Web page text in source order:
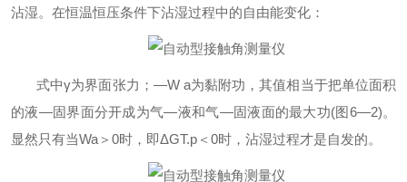
沾湿。在恒温恒压条件下沾湿过程中的自由能变化：
式中γ为界面张力；—W a为黏附功，其值相当于把单位面积
的液—固界面分开成为气—液和气—固液面的最大功(图6—2)。
显然只有当Wa ＞ 0时，即ΔGT.p ＜ 0时，沾湿过程才是自发的。